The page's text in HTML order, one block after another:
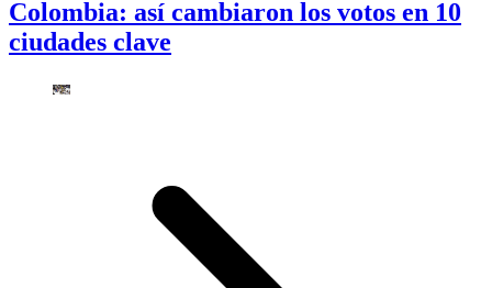
Colombia: así cambiaron los votos en 10
ciudades clave